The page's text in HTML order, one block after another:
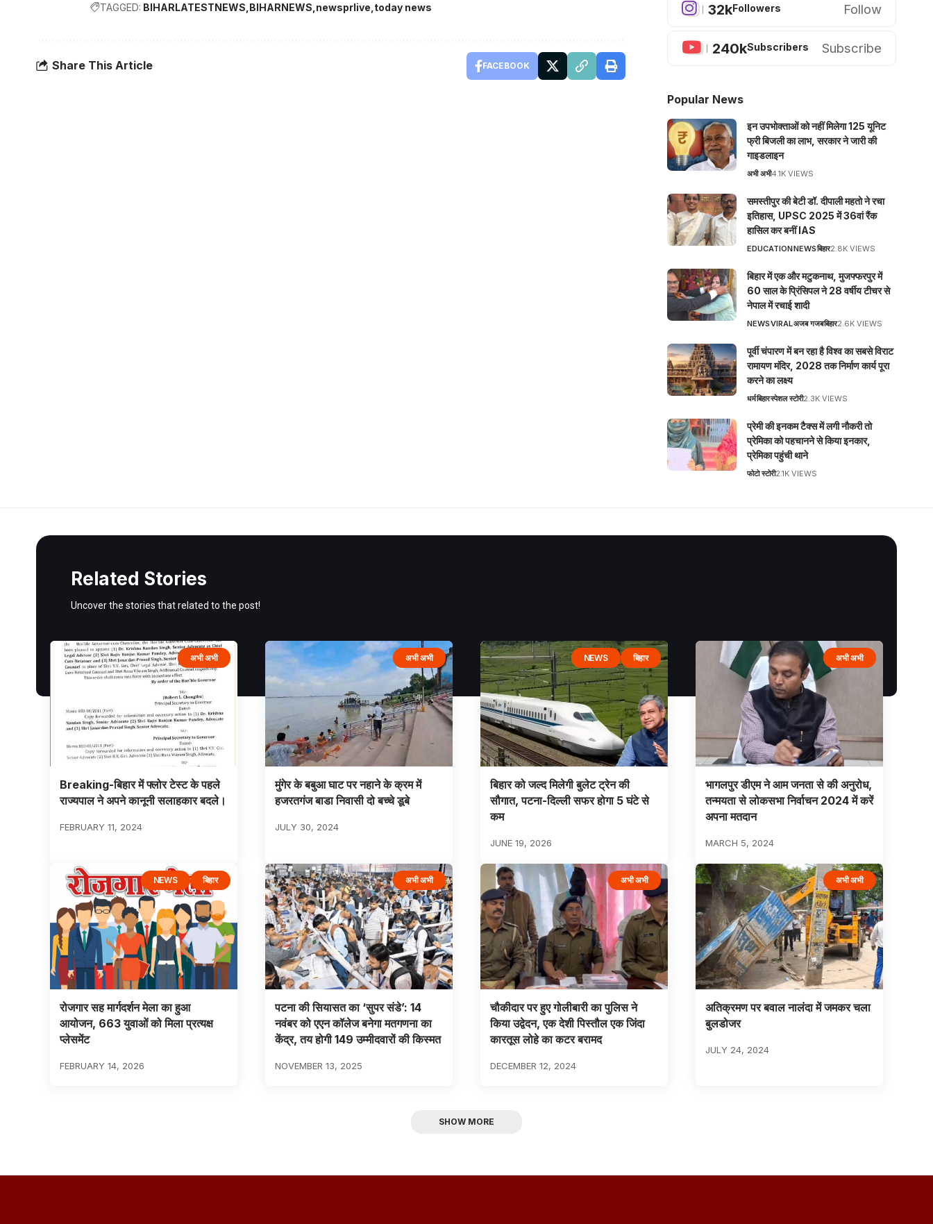
TAGGED: BIHARLATESTNEWS BIHARNEWS newsprlive today news
Share This Article FACEBOOK
32kFollowers Follow
240kSubscribers Subscribe
Popular News
इन उपभोक्ताओं को नहीं मिलेगा 125 यूनिट
फ्री बिजली का लाभ, सरकार ने जारी की
गाइडलाइन
अभी अभी4.1K VIEWS
समस्तीपुर की बेटी डॉ. दीपाली महतो ने रचा
इतिहास, UPSC 2025 में 36वां रैंक
हासिल कर बनीं IAS
EDUCATIONNEWSबिहार2.8K VIEWS
बिहार में एक और मटुकनाथ, मुजफ्फरपुर में
60 साल के प्रिंसिपल ने 28 वर्षीय टीचर से
नेपाल में रचाई शादी
NEWSVIRALअजब गजबबिहार2.6K VIEWS
पूर्वी चंपारण में बन रहा है विश्व का सबसे विराट
रामायण मंदिर, 2028 तक निर्माण कार्य पूरा
करने का लक्ष्य
धर्मबिहारस्पेशल स्टोरी2.3K VIEWS
प्रेमी की इनकम टैक्स में लगी नौकरी तो
प्रेमिका को पहचानने से किया इनकार,
प्रेमिका पहुंची थाने
फोटो स्टोरी2.1K VIEWS
Related Stories
Uncover the stories that related to the post!
अभी अभी
Breaking-बिहार में फ्लोर टेस्ट के पहले
राज्यपाल ने अपने कानूनी सलाहकार बदले।
FEBRUARY 11, 2024
अभी अभी
मुंगेर के बबुआ घाट पर नहाने के क्रम में
हजरतगंज बाडा निवासी दो बच्चे डूबे
JULY 30, 2024
NEWS बिहार
बिहार को जल्द मिलेगी बुलेट ट्रेन की
सौगात, पटना-दिल्ली सफर होगा 5 घंटे से
कम
JUNE 19, 2026
अभी अभी
भागलपुर डीएम ने आम जनता से की अनुरोध,
तन्मयता से लोकसभा निर्वाचन 2024 में करें
अपना मतदान
MARCH 5, 2024
NEWS बिहार
रोजगार सह मार्गदर्शन मेला का हुआ
आयोजन, 663 युवाओं को मिला प्रत्यक्ष
प्लेसमेंट
FEBRUARY 14, 2026
अभी अभी
पटना की सियासत का ‘सुपर संडे’: 14
नवंबर को एएन कॉलेज बनेगा मतगणना का
केंद्र, तय होगी 149 उम्मीदवारों की किस्मत
NOVEMBER 13, 2025
अभी अभी
चौकीदार पर हुए गोलीबारी का पुलिस ने
किया उद्वेदन, एक देशी पिस्तौल एक जिंदा
कारतूस लोहे का कटर बरामद
DECEMBER 12, 2024
अभी अभी
अतिक्रमण पर बवाल नालंदा में जमकर चला
बुलडोजर
JULY 24, 2024
SHOW MORE